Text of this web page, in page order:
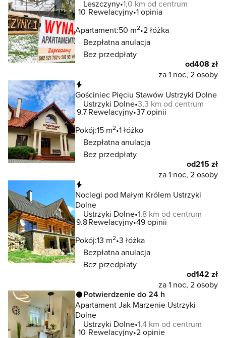
Leszczyny 1,0 km od centrum
10 Rewelacyjny 1 opinia
Apartament:50 m2 2 łóżka
Bezpłatna anulacja
Bez przedpłaty
od408 zł
za 1 noc, 2 osoby
Gościniec Pięciu Stawów Ustrzyki Dolne
Ustrzyki Dolne 3,3 km od centrum
9.7Rewelacyjny 37 opinii
Pokój:15 m2 1 łóżko
Bezpłatna anulacja
Bez przedpłaty
od215 zł
za 1 noc, 2 osoby
Noclegi pod Małym Królem Ustrzyki
Dolne
Ustrzyki Dolne 1,8 km od centrum
9.8Rewelacyjny 49 opinii
Pokój:13 m2 3 łóżka
Bezpłatna anulacja
Bez przedpłaty
od142 zł
za 1 noc, 2 osoby
Potwierdzenie do 24 h
Apartament Jak Marzenie Ustrzyki
Dolne
Ustrzyki Dolne 1,4 km od centrum
10 Rewelacyjny 2 opinie